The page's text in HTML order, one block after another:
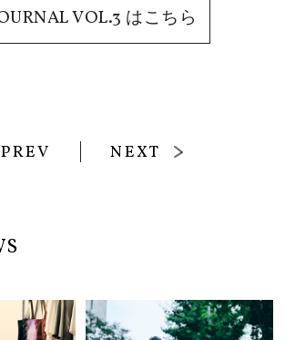
VOL.3 はこちら
PREV NEXT